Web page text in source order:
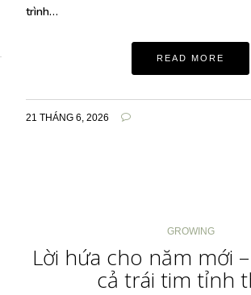
trình…
READ MORE
21 THÁNG 6, 2026
GROWING
Lời hứa cho năm mới
cả trái tim tỉnh